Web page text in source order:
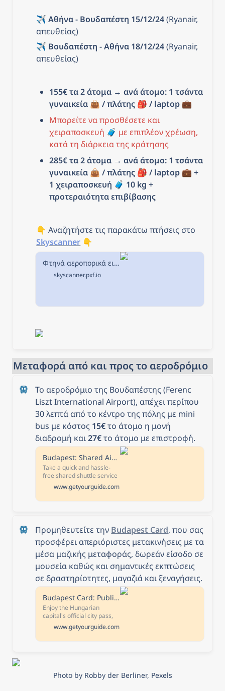
✈️ Αθήνα - Βουδαπέστη 15/12/24 (Ryanair,
απευθείας)
✈️ Βουδαπέστη - Αθήνα 18/12/24 (Ryanair,
απευθείας)
155€ τα 2 άτομα → ανά άτομο: 1 τσάντα
γυναικεία 👜 / πλάτης 🎒 / laptop 💼
Μπορείτε να προσθέσετε και
χειραποσκευή 🧳 με επιπλέον χρέωση,
κατά τη διάρκεια της κράτησης
285€ τα 2 άτομα → ανά άτομο: 1 τσάντα
γυναικεία 👜 / πλάτης 🎒 / laptop 💼 +
1 χειραποσκευή 🧳 10 kg +
προτεραιότητα επιβίβασης
Skyscanner 👇
Φτηνά αεροπορικά εισιτήρια από Αθήνα προς Βουδαπέστη στην Skyscanner
skyscanner.pxf.io
Μεταφορά από και προς το αεροδρόμιο
Το αεροδρόμιο της Βουδαπέστης (Ferenc
Liszt International Airport), απέχει περίπου
30 λεπτά από το κέντρο της πόλης με mini
bus με κόστος 15€ το άτομο η μονή
διαδρομή και 27€ το άτομο με επιστροφή.
Budapest: Shared Airport Shuttle Bus Transfer
Take a quick and hassle-
free shared shuttle service
from the Liszt Ferenc
Airport to Budapest city
center. Travel by
Budapest.
www.getyourguide.com
Προμηθευτείτε την Budapest Card, που σας
προσφέρει απεριόριστες μετακινήσεις με τα
μέσα μαζικής μεταφοράς, δωρεάν είσοδο σε
μουσεία καθώς και σημαντικές εκπτώσεις
σε δραστηρίοτητες, μαγαζιά και ξεναγήσεις.
Budapest Card: Public Transport, 30+ Top Attractions & Tours
Enjoy the Hungarian
capital's official city pass,
the key to the city. Benefit
from a range of discounts,
free entries to attractions,
24 hours in advance to
receive a full refund
www.getyourguide.com
Photo by Robby der Berliner, Pexels